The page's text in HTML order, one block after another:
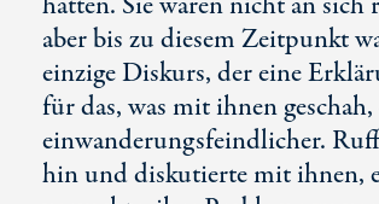
aber bis zu diesem Zeitpunkt
einzige Diskurs, der eine
für das, was mit ihnen
einwanderungsfeindlicher.
hin und diskutierte mit ihnen,